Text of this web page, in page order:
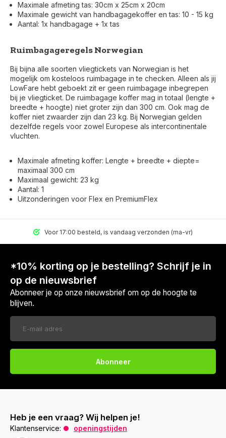
Maximale afmeting tas: 30cm x 25cm x 20cm
Maximale gewicht van handbagagekoffer en tas: 10 - 15 kg
Aantal: 1x handbagage + 1x tas
Ruimbagageregels Norwegian
Bij bijna alle soorten vliegtickets van Norwegian is het
mogelijk om kosteloos ruimbagage in te checken. Alleen als jij
LowFare hebt geboekt zit er geen ruimbagage inbegrepen
bij je vliegticket. De ruimbagage koffer mag in totaal (lengte +
breedte + hoogte) niet groter zijn dan 300 cm. Ook mag de
koffer niet zwaarder zijn dan 23 kg. Bij Norwegian gelden
dezelfde regels voor zowel Europese als intercontinentale
vluchten.
Maximale afmeting koffer: Lengte + breedte + diepte=
maximaal 300 cm
Maximaal gewicht: 23 kg
Aantal: 1
Uitzonderingen voor Flex en PremiumFlex
Voor 17:00 besteld, is vandaag verzonden (ma-vr)
*10% korting op je bestelling? Schrijf je in
op de nieuwsbrief
Abonneer je op onze nieuwsbrief om op de hoogte te
blijven.
Abonneer
Heb je een vraag? Wij helpen je!
Klantenservice:
openingstijden